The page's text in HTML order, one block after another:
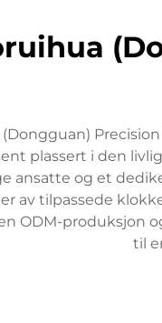
plassert i den
ansatte og et
av tilpassede
ODM-produksjon
til